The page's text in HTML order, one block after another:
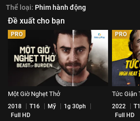
Thể loại: Phim hành động
Đề xuất cho bạn
PRO
Một Giờ Nghẹt Thở
2018 T16 Mỹ
1g 30ph
Full HD
PRO
Tức Giận
2022
Full HD